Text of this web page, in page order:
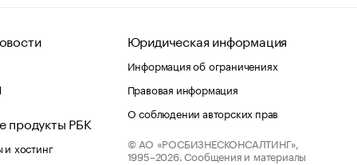
продукты РБК
хостинг
Юридическая информация
Информация об ограничениях
Правовая информация
О соблюдении авторских прав
© АО «РОСБИЗНЕСКОНСАЛТИНГ»,
1995–2026. Сообщения и материалы